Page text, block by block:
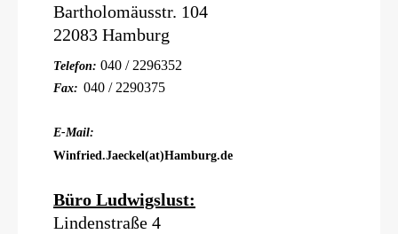
Bartholomäusstr. 104
22083 Hamburg
Telefon: 040 / 2296352
Fax: 040 / 2290375
E-Mail:
Winfried.Jaeckel(at)Hamburg.de
Büro Ludwigslust:
Lindenstraße 4